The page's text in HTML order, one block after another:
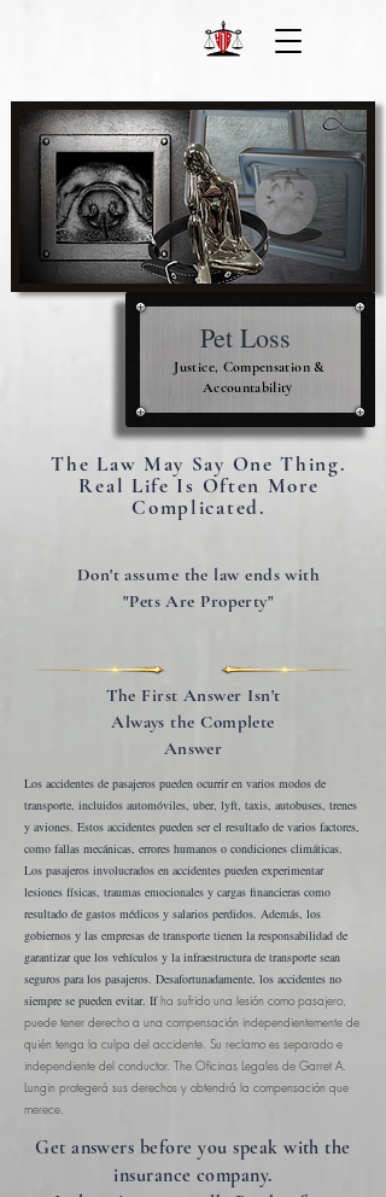
Pet Loss
Justice, Compensation &
Accountability
The Law May Say One Thing.
Real Life Is Often More
Complicated.
Don't assume the law ends with
"Pets Are Property"
The First Answer Isn't
Always the Complete
Answer
Los accidentes de pasajeros pueden ocurrir en varios modos de
transporte, incluidos automóviles, uber, lyft, taxis, autobuses, trenes
y aviones. Estos accidentes pueden ser el resultado de varios factores,
como fallas mecánicas, errores humanos o condiciones climáticas.
Los pasajeros involucrados en accidentes pueden experimentar
lesiones físicas, traumas emocionales y cargas financieras como
resultado de gastos médicos y salarios perdidos. Además, los
gobiernos y las empresas de transporte tienen la responsabilidad de
garantizar que los vehículos y la infraestructura de transporte sean
seguros para los pasajeros. Desafortunadamente, los accidentes no
siempre se pueden evitar. Ifha sufrido una lesión como pasajero,
puede tener derecho a una compensación independientemente de
quién tenga la culpa del accidente. Su reclamo es separado e
independiente del conductor. The Oficinas Legales de Garret A.
Lungin protegerá sus derechos y obtendrá la compensación que
merece.
Get answers before you speak with the
insurance company.